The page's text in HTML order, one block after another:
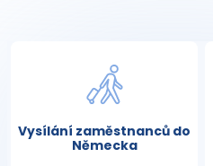
Vysílání zaměstnanců do
Německa